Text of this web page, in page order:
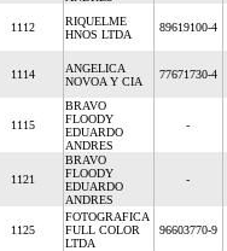
1112
RIQUELME
HNOS LTDA
89619100-4
1114
ANGELICA
NOVOA Y CIA
77671730-4
1115
BRAVO
FLOODY
EDUARDO
ANDRES
-
1121
BRAVO
FLOODY
EDUARDO
ANDRES
-
1125
FOTOGRAFICA
FULL COLOR
LTDA
96603770-9